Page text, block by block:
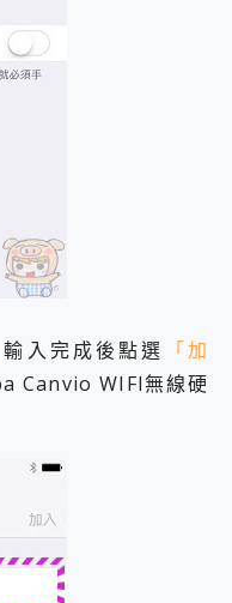
輸入完成後點選
「加
Canvio WIFI無線硬